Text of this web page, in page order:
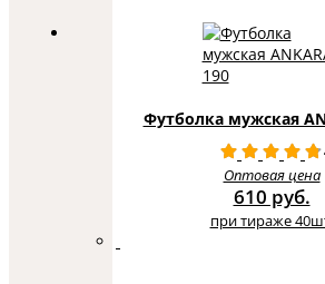
Футболка мужская
Оптовая цена
610 руб.
при тираже